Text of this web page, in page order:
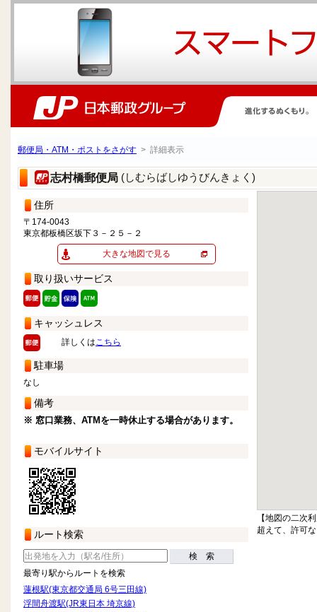
郵便局・ATM・ポストをさがす > 詳細表示
志村橋郵便局 (しむらばしゆうびんきょく)
住所
〒174-0043
東京都板橋区坂下３－２５－２
大きな地図で見る
取り扱いサービス
キャッシュレス
詳しくはこちら
駐車場
なし
備考
※ 窓口業務、ATMを一時休止する場合があります。
モバイルサイト
ルート検索
検 索
最寄り駅からルートを検索
蓮根駅(東京都交通局 6号三田線)
浮間舟渡駅(JR東日本 埼京線)
【地図の二次
超えて、許可